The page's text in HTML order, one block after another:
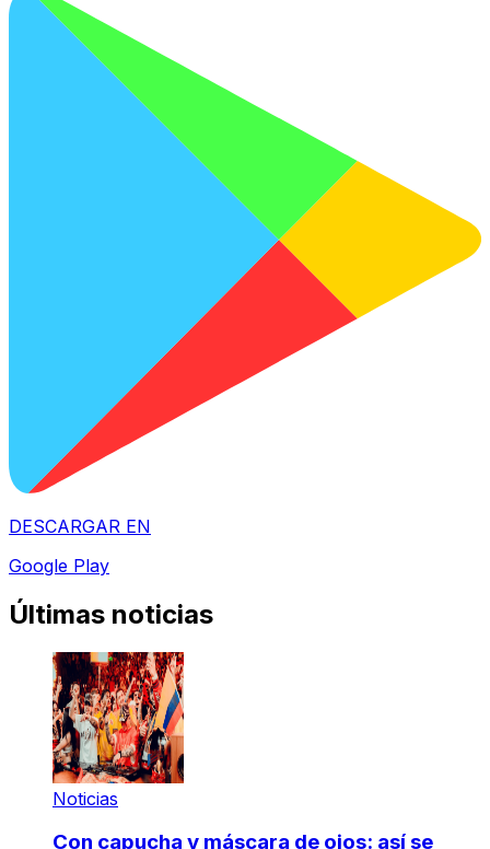
DESCARGAR EN
Google Play
Últimas noticias
Noticias
Con capucha y máscara de ojos: así se